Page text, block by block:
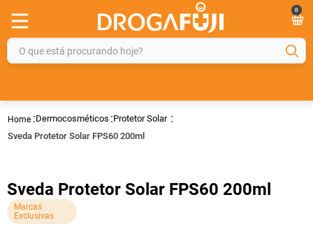
0
O que está procurando hoje?
Dermocosméticos Protetor Solar
Sveda Protetor Solar FPS60 200ml
Marcas
Exclusivas
Sveda Protetor Solar FPS60 200ml
2º
gelmax
rosuvastatina 20mg
5º
protetor solar